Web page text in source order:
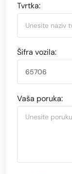
Tvrtka:
Šifra vozila:
Vaša poruka: